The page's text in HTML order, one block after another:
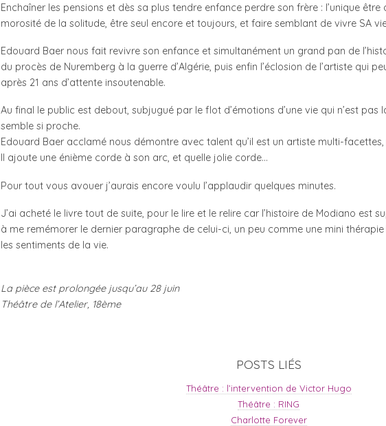
Enchaîner les pensions et dès sa plus tendre enfance perdre son frère : l’unique
morosité de la solitude, être seul encore et toujours, et faire semblant de vivre SA
Edouard Baer nous fait revivre son enfance et simultanément un grand pan de
du procès de Nuremberg à la guerre d’Algérie, puis enfin l’éclosion de l’artiste qui
après 21 ans d’attente insoutenable.
Au final le public est debout, subjugué par le flot d’émotions d’une vie qui n’est pas
semble si proche.
Edouard Baer acclamé nous démontre avec talent qu’il est un artiste multi-
Il ajoute une énième corde à son arc, et quelle jolie corde…
Pour tout vous avouer j’aurais encore voulu l’applaudir quelques minutes.
J’ai acheté le livre tout de suite, pour le lire et le relire car l’histoire de Modiano est
à me remémorer le dernier paragraphe de celui-ci, un peu comme une mini
les sentiments de la vie.
La pièce est prolongée jusqu’au 28 juin
Théâtre de l’Atelier, 18ème
POSTS LIÉS
Théâtre : l’intervention de Victor Hugo
Théâtre : RING
Charlotte Forever